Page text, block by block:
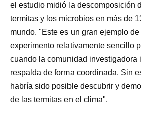
el estudio midió la descomposición
termitas y los microbios en más de
mundo. "Este es un gran ejemplo
experimento relativamente sencillo
cuando la comunidad investigadora
respalda de forma coordinada. Sin
habría sido posible descubrir y
de las termitas en el clima".